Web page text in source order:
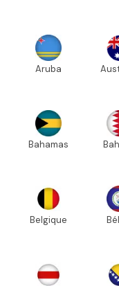
Aruba
Bahamas
Belgique